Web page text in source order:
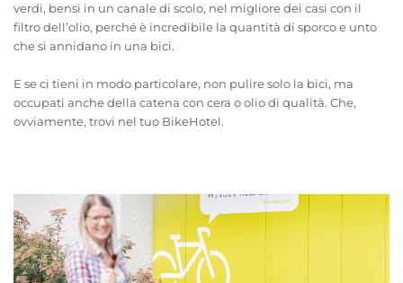
verdi, bensì in un canale di scolo, nel migliore dei casi con il
filtro dell’olio, perché è incredibile la quantità di sporco e unto
che si annidano in una bici.
E se ci tieni in modo particolare, non pulire solo la bici, ma
occupati anche della catena con cera o olio di qualità. Che,
ovviamente, trovi nel tuo BikeHotel.